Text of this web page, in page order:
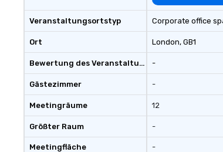
Veranstaltungsortstyp
Ort
Bewertung des Veranstaltungsortes
Gästezimmer
Meetingräume
Größter Raum
Meetingfläche
Corporate office
London, GB1
-
-
12
-
-